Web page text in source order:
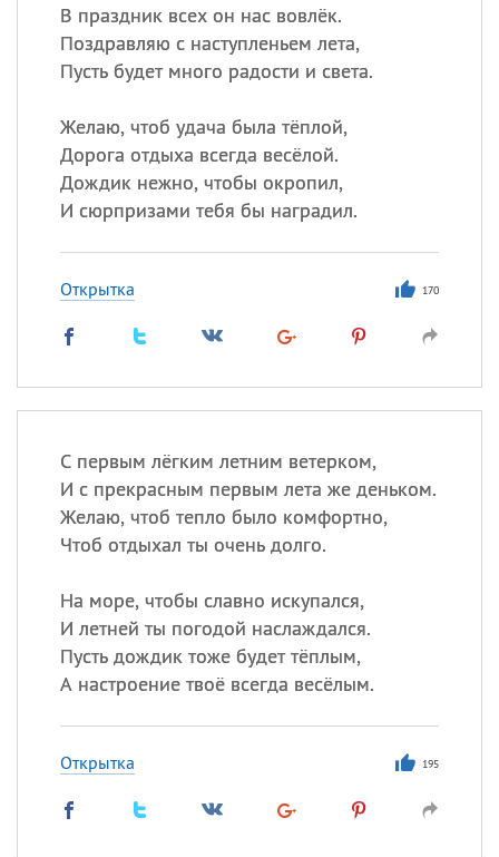
В праздник всех он нас вовлёк.
Поздравляю с наступленьем лета,
Пусть будет много радости и света.
Желаю, чтоб удача была тёплой,
Дорога отдыха всегда весёлой.
Дождик нежно, чтобы окропил,
И сюрпризами тебя бы наградил.
Открытка 170
С первым лёгким летним ветерком,
И с прекрасным первым лета же деньком.
Желаю, чтоб тепло было комфортно,
Чтоб отдыхал ты очень долго.
На море, чтобы славно искупался,
И летней ты погодой наслаждался.
Пусть дождик тоже будет тёплым,
А настроение твоё всегда весёлым.
Открытка 195